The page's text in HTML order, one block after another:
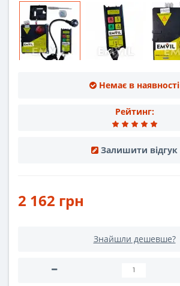
Немає в наявності
Рейтинг:
Залишити відгук
2 162 грн
Знайшли дешевше?